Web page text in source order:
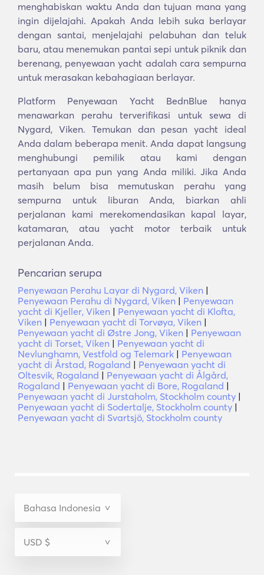
menghabiskan waktu Anda dan tujuan mana yang
ingin dijelajahi. Apakah Anda lebih suka berlayar
dengan santai, menjelajahi pelabuhan dan teluk
baru, atau menemukan pantai sepi untuk piknik dan
berenang, penyewaan yacht adalah cara sempurna
untuk merasakan kebahagiaan berlayar.
Platform Penyewaan Yacht BednBlue hanya
menawarkan perahu terverifikasi untuk sewa di
Nygard, Viken. Temukan dan pesan yacht ideal
Anda dalam beberapa menit. Anda dapat langsung
menghubungi pemilik atau kami dengan
pertanyaan apa pun yang Anda miliki. Jika Anda
masih belum bisa memutuskan perahu yang
sempurna untuk liburan Anda, biarkan ahli
perjalanan kami merekomendasikan kapal layar,
katamaran, atau yacht motor terbaik untuk
perjalanan Anda.
Pencarian serupa
Penyewaan Perahu Layar di Nygard, Viken |
Penyewaan Perahu di Nygard, Viken | Penyewaan
yacht di Kjeller, Viken | Penyewaan yacht di Klofta,
Viken | Penyewaan yacht di Torvøya, Viken |
Penyewaan yacht di Østre Jong, Viken | Penyewaan
yacht di Torset, Viken | Penyewaan yacht di
Nevlunghamn, Vestfold og Telemark | Penyewaan
yacht di Årstad, Rogaland | Penyewaan yacht di
Oltesvik, Rogaland | Penyewaan yacht di Ålgård,
Rogaland | Penyewaan yacht di Bore, Rogaland |
Penyewaan yacht di Jurstaholm, Stockholm county |
Penyewaan yacht di Sodertalje, Stockholm county |
Penyewaan yacht di Svartsjö, Stockholm county